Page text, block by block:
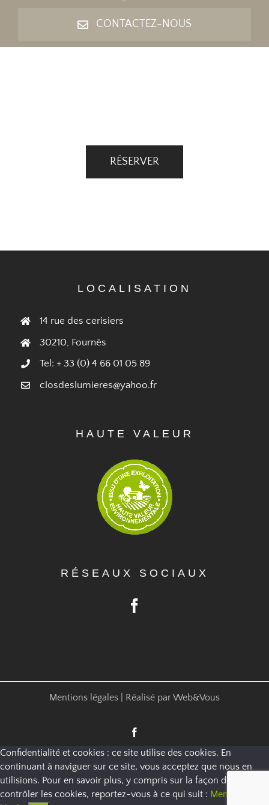
CONTACTEZ-NOUS
RÉSERVER
LOCALISATION
14 rue des cerisiers
30210, Fournès
Tel: + 33 (0) 4 66 01 05 89
closdeslumieres@yahoo.fr
HAUTE VALEUR
RÉSEAUX SOCIAUX
Mentions légales | Réalisé parWeb&Vous
Confidentialité et cookies : ce site utilise des cookies. En
continuant à naviguer sur ce site, vous acceptez que nous en
utilisions. Pour en savoir plus, y compris sur la façon de
contrôler les cookies, reportez-vous à ce qui suit : Mentions